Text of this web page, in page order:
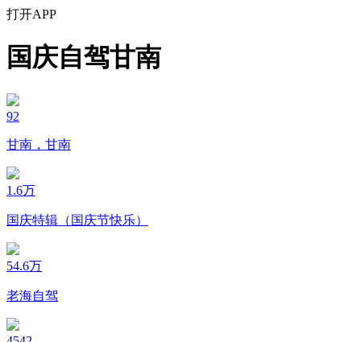
打开APP
国庆自驾甘南
92
甘南，甘南
1.6万
国庆特辑（国庆节快乐）
54.6万
老海自驾